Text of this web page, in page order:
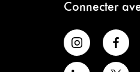
Connecter